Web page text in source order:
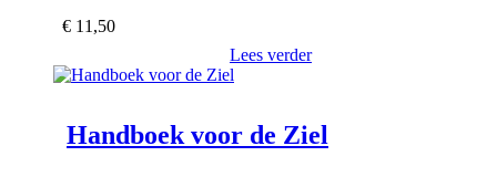
€ 11,50
Lees verder
Handboek voor de Ziel